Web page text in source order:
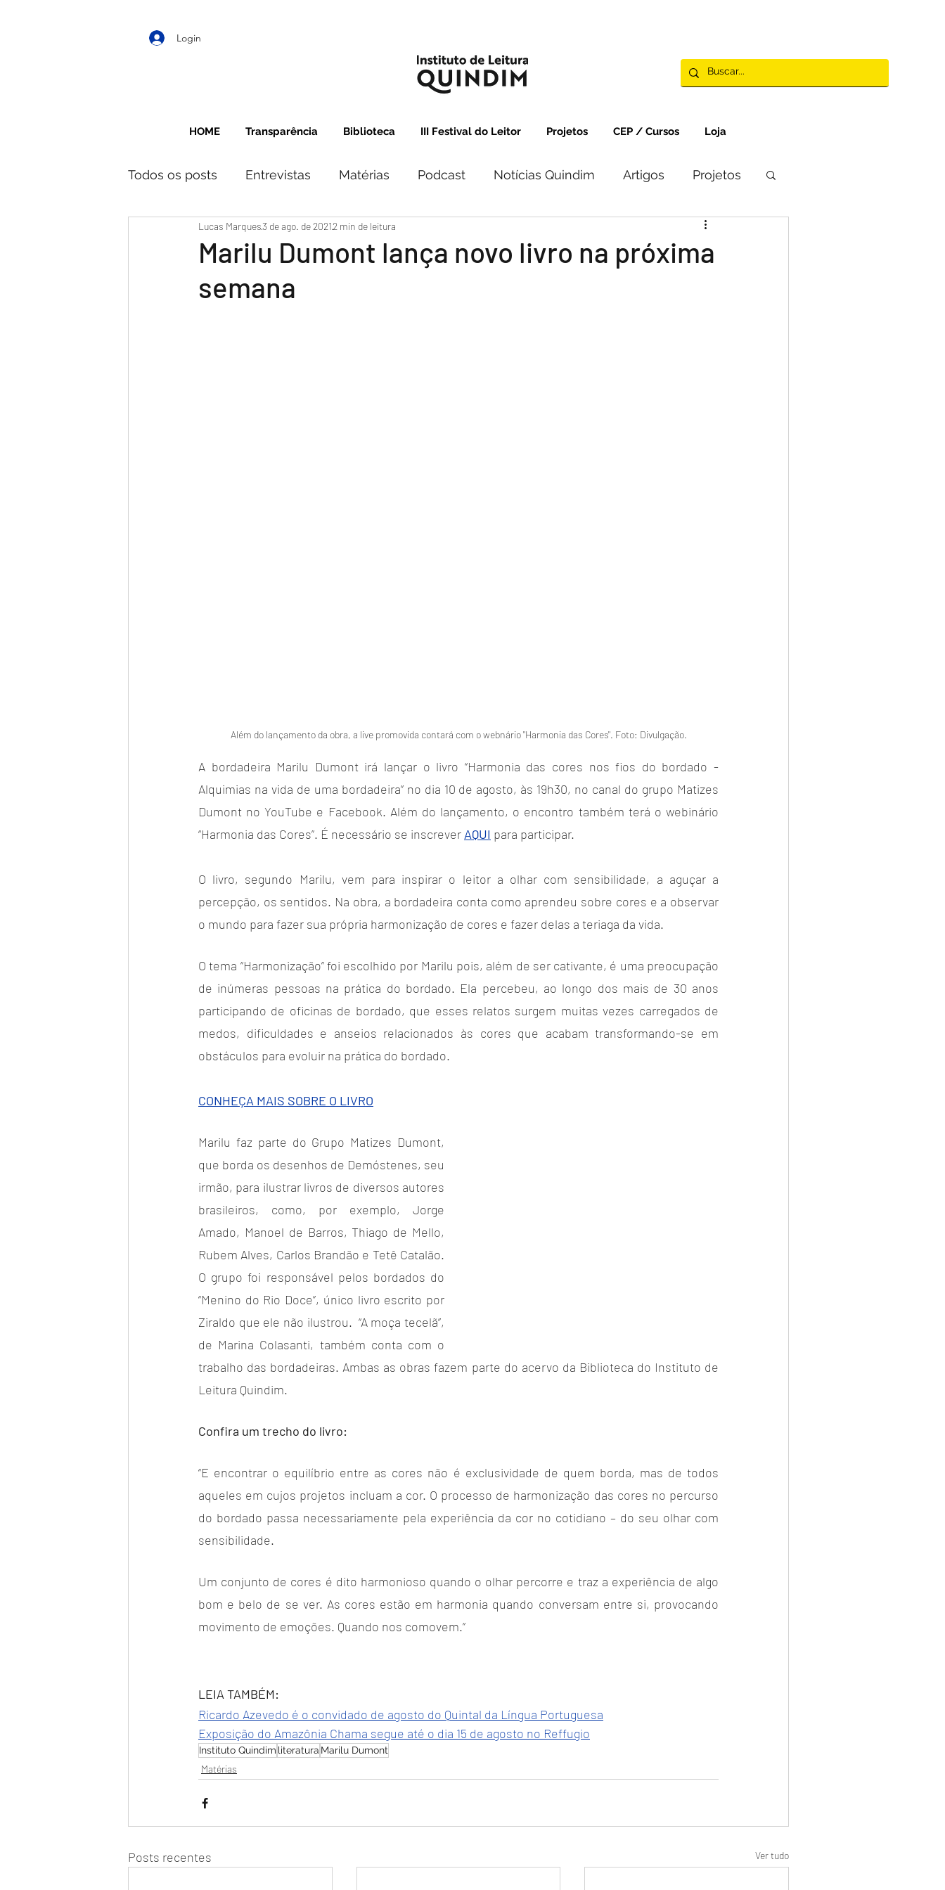
Login
HOME Transparência Biblioteca III Festival do Leitor Projetos CEP / Cursos Loja
Todos os posts Entrevistas Matérias Podcast Notícias Quindim Artigos Projetos
Marilu Dumont lança novo livro na próxima
semana
Lucas Marques3 de ago. de 20212 min de leitura
Além do lançamento da obra, a live promovida contará com o webnário "Harmonia das Cores". Foto: Divulgação.
A bordadeira Marilu Dumont irá lançar o livro “Harmonia das cores nos fios do bordado -
Alquimias na vida de uma bordadeira” no dia 10 de agosto, às 19h30, no canal do grupo Matizes
Dumont no YouTube e Facebook. Além do lançamento, o encontro também terá o webinário
“Harmonia das Cores”. É necessário se inscrever AQUI para participar.
O livro, segundo Marilu, vem para inspirar o leitor a olhar com sensibilidade, a aguçar a
percepção, os sentidos. Na obra, a bordadeira conta como aprendeu sobre cores e a observar
o mundo para fazer sua própria harmonização de cores e fazer delas a teriaga da vida.
O tema “Harmonização” foi escolhido por Marilu pois, além de ser cativante, é uma preocupação
de inúmeras pessoas na prática do bordado. Ela percebeu, ao longo dos mais de 30 anos
participando de oficinas de bordado, que esses relatos surgem muitas vezes carregados de
medos, dificuldades e anseios relacionados às cores que acabam transformando-se em
obstáculos para evoluir na prática do bordado.
CONHEÇA MAIS SOBRE O LIVRO
Marilu faz parte do Grupo Matizes Dumont,
que borda os desenhos de Demóstenes, seu
irmão, para ilustrar livros de diversos autores
brasileiros, como, por exemplo, Jorge
Amado, Manoel de Barros, Thiago de Mello,
Rubem Alves, Carlos Brandão e Tetê Catalão.
O grupo foi responsável pelos bordados do
“Menino do Rio Doce”, único livro escrito por
Ziraldo que ele não ilustrou.  “A moça tecelã”,
de Marina Colasanti, também conta com o
trabalho das bordadeiras. Ambas as obras fazem parte do acervo da Biblioteca do Instituto de
Leitura Quindim.
Confira um trecho do livro:
“E encontrar o equilíbrio entre as cores não é exclusividade de quem borda, mas de todos
aqueles em cujos projetos incluam a cor. O processo de harmonização das cores no percurso
do bordado passa necessariamente pela experiência da cor no cotidiano – do seu olhar com
sensibilidade.
Um conjunto de cores é dito harmonioso quando o olhar percorre e traz a experiência de algo
bom e belo de se ver. As cores estão em harmonia quando conversam entre si, provocando
movimento de emoções. Quando nos comovem.”
LEIA TAMBÉM:
Ricardo Azevedo é o convidado de agosto do Quintal da Língua Portuguesa
Exposição do Amazônia Chama segue até o dia 15 de agosto no Reffugio
Instituto Quindim literatura Marilu Dumont
Matérias
Posts recentes Ver tudo